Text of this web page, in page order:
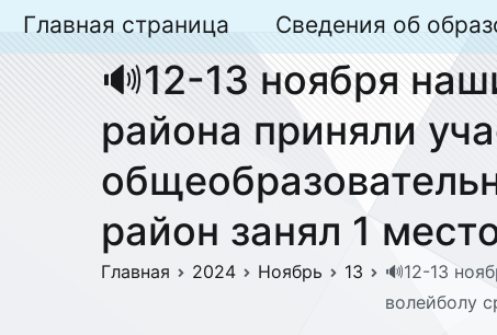
Перейти
содержимому
Главная страница Сведения об
🔊12-13 ноября
района приняли
район занял 1
Главная 2024 Ноябрь 13
🔊12-13
волейболу